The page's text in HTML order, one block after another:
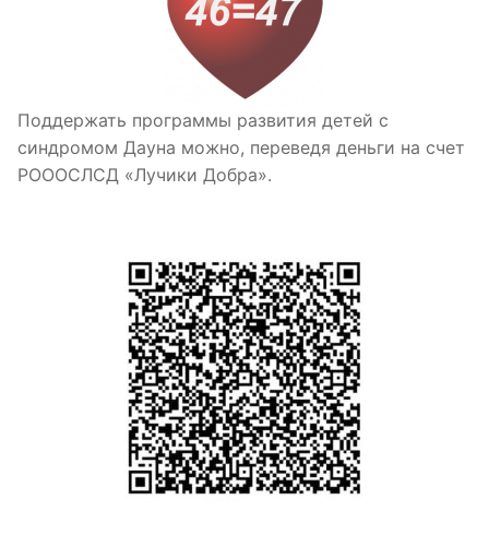
Поддержать программы развития детей с
синдромом Дауна можно, переведя деньги на счет
РОООСЛСД «Лучики Добра».